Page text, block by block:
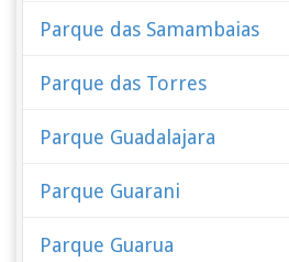
Parque das Samambaias
Parque das Torres
Parque Guadalajara
Parque Guarani
Parque Guarua